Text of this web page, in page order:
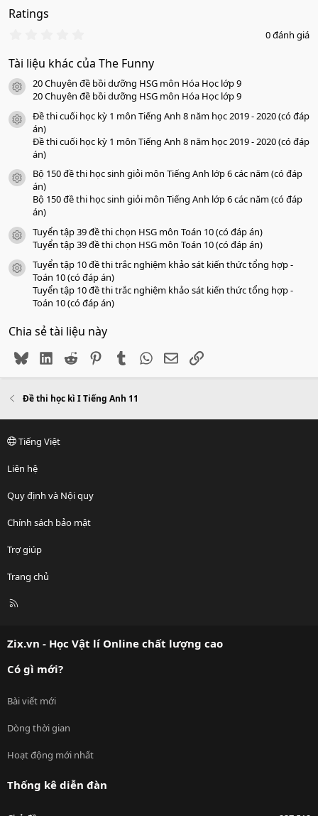
Ratings
0
0
s
a
o
0 đánh giá
Tài liệu khác của The Funny
icon tài liệu
20 Chuyên đề bồi dưỡng HSG môn Hóa Học lớp 9
20 Chuyên đề bồi dưỡng HSG môn Hóa Học lớp 9
icon tài liệu
Đề thi cuối học kỳ 1 môn Tiếng Anh 8 năm học 2019 - 2020 (có đáp
án)
Đề thi cuối học kỳ 1 môn Tiếng Anh 8 năm học 2019 - 2020 (có đáp
án)
icon tài liệu
Bộ 150 đề thi học sinh giỏi môn Tiếng Anh lớp 6 các năm (có đáp
án)
Bộ 150 đề thi học sinh giỏi môn Tiếng Anh lớp 6 các năm (có đáp
án)
icon tài liệu
Tuyển tập 39 đề thi chọn HSG môn Toán 10 (có đáp án)
Tuyển tập 39 đề thi chọn HSG môn Toán 10 (có đáp án)
icon tài liệu
Tuyển tập 10 đề thi trắc nghiệm khảo sát kiến thức tổng hợp -
Toán 10 (có đáp án)
Tuyển tập 10 đề thi trắc nghiệm khảo sát kiến thức tổng hợp -
Toán 10 (có đáp án)
Chia sẻ tài liệu này
BlueskyLinkedIn
Reddit PinterestTumblr WhatsApp
EmailLink
Đề thi học kì I Tiếng Anh 11
Tiếng Việt
Liên hệ
Quy định và Nội quy
Chính sách bảo mật
Trợ giúp
Trang chủ
R
Zix.vn - Học Vật lí Online chất lượng cao
Có gì mới?
Bài viết mới
Dòng thời gian
Hoạt động mới nhất
Thống kê diễn đàn